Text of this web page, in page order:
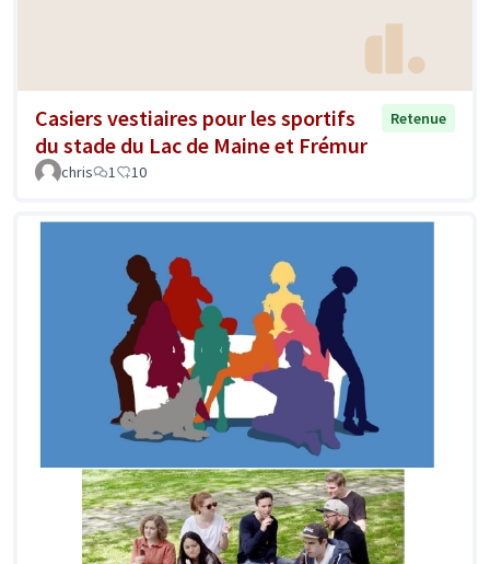
Casiers vestiaires pour les sportifs
du stade du Lac de Maine et Frémur
Retenue
chris 1 10